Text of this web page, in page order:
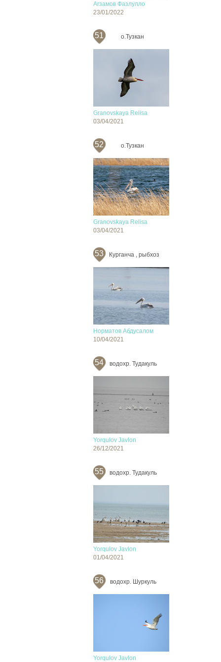
Агзамов Фазлулло
23/01/2022
51 о.Тузкан
Granovskaya Relisa
03/04/2021
52 о.Тузкан
Granovskaya Relisa
03/04/2021
53 Курганча , рыбхоз
Норматов Абдусалом
10/04/2021
54 водохр. Тудакуль
Yorqulov Javlon
26/12/2021
55 водохр. Тудакуль
Yorqulov Javlon
01/04/2021
56 водохр. Шуркуль
Yorqulov Javlon